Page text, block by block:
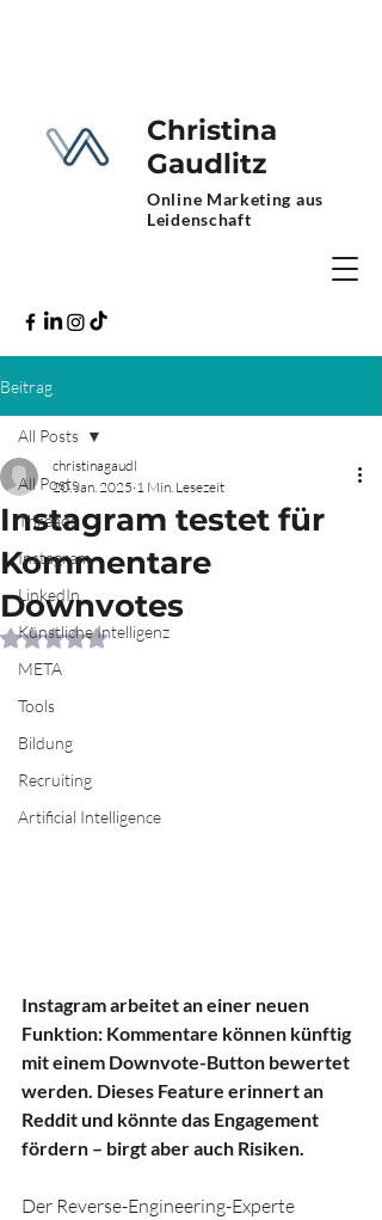
Christina
Gaudlitz
Online Marketing aus
Leidenschaft
Beitrag
All Posts
Threads
Instagram
LinkedIn
Künstliche Intelligenz
META
Tools
Bildung
Recruiting
Artificial Intelligence
All Posts
Instagram testet für
Kommentare
Downvotes
christinagaudl
20. Jan. 2025 1 Min. Lesezeit
Mit NaN von 5 Sternen bewertet.
Instagram arbeitet an einer neuen
Funktion: Kommentare können künftig
mit einem Downvote-Button bewertet
werden. Dieses Feature erinnert an
Reddit und könnte das Engagement
fördern – birgt aber auch Risiken.
Der Reverse-Engineering-Experte